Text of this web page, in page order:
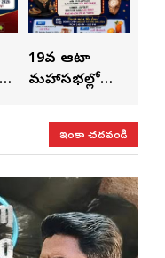
19వ ఆటా
మహాసభల్లో
ప్రత్యేకంగా
‘ఉమెన్స్ ఫోరమ్’
ఇంకా చదవండి